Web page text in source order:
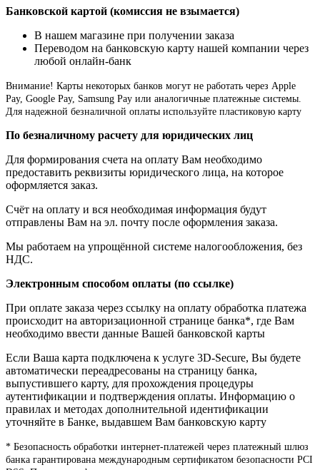
Банковской картой (комиссия не взымается)
В нашем магазине при получении заказа
Переводом на банковскую карту нашей компании через
любой онлайн-банк
Внимание! Карты некоторых банков могут не работать через Apple
Pay, Google Pay, Samsung Pay или аналогичные платежные системы.
Для надежной безналичной оплаты используйте пластиковую карту
По безналичному расчету для юридических лиц
Для формирования счета на оплату Вам необходимо
предоставить реквизиты юридического лица, на которое
оформляется заказ.
Счёт на оплату и вся необходимая информация будут
отправлены Вам на эл. почту после оформления заказа.
Мы работаем на упрощённой системе налогообложения, без
НДС.
Электронным способом оплаты (по ссылке)
При оплате заказа через ссылку на оплату обработка платежа
происходит на авторизационной странице банка*, где Вам
необходимо ввести данные Вашей банковской карты
Если Ваша карта подключена к услуге 3D-Secure, Вы будете
автоматически переадресованы на страницу банка,
выпустившего карту, для прохождения процедуры
аутентификации и подтверждения оплаты. Информацию о
правилах и методах дополнительной идентификации
уточняйте в Банке, выдавшем Вам банковскую карту
* Безопасность обработки интернет-платежей через платежный шлюз
банка гарантирована международным сертификатом безопасности PCI